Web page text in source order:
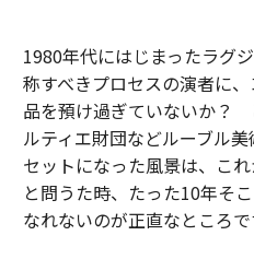
1980年代にはじまったラグ
称すべきプロセスの演者に
品を預け過ぎていないか？
ルティエ財団などルーブル
セットになった風景は、こ
と問うた時、たった10年そ
なれないのが正直なところで